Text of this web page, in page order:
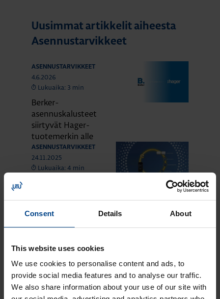
Consent Details About
This website uses cookies
We use cookies to personalise content and ads, to
provide social media features and to analyse our traffic.
We also share information about your use of our site with
Uusimmat artikkelit aiheesta
Asennustarvikkeet
ASENNUSTARVIKKEET
4.6.2026
Lukuaika: 3 min
Berker-
asennuskalusteet
siirtyvät Hager-
tuotemerkin alle
ASENNUSTARVIKKEET
24.11.2025
Lukuaika: 4 min
järjestelmässä
ASENNUSTARVIKKEET
Lukuaika: 3 min
Matter – uusi
älykotistandardi
ASENNUSTARVIKKEET
16.10.2025